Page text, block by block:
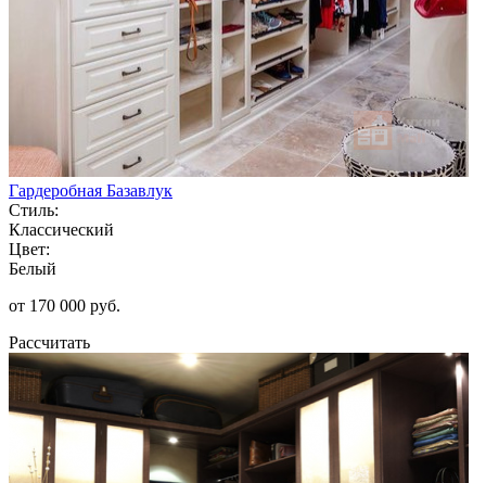
Гардеробная Базавлук
Стиль:
Классический
Цвет:
Белый
от 170 000 руб.
Рассчитать